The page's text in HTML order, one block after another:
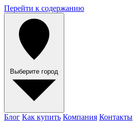
Перейти к содержанию
Выберите город
Блог Как купить Компания Контакты